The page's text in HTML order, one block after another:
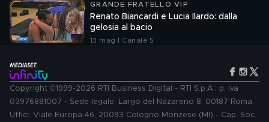
GRANDE FRATELLO VIP
Renato Biancardi e Lucia Ilardo: dalla
gelosia al bacio
13 mag | Canale 5
Copyright ©1999-2026 RTI Business Digital - RTI S.p.A.: p. iva
03976881007 - Sede legale: Largo del Nazareno 8, 00187 Roma.
Uffici: Viale Europa 46, 20093 Cologno Monzese (MI) - Cap. Soc.